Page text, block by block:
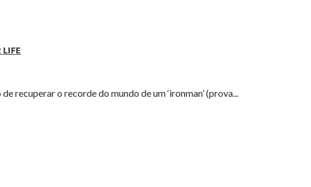
LIFE
recuperar o recorde do mundo de um ‘ironman’ (prova...